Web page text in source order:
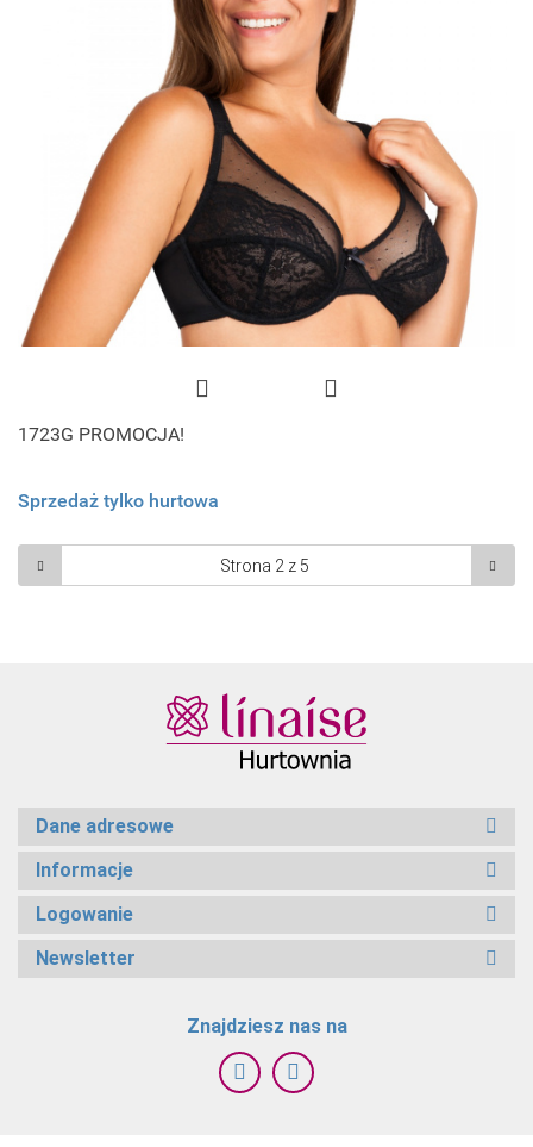
1723G PROMOCJA!
Sprzedaż tylko hurtowa
Dane adresowe
Informacje
Logowanie
Newsletter
Znajdziesz nas na